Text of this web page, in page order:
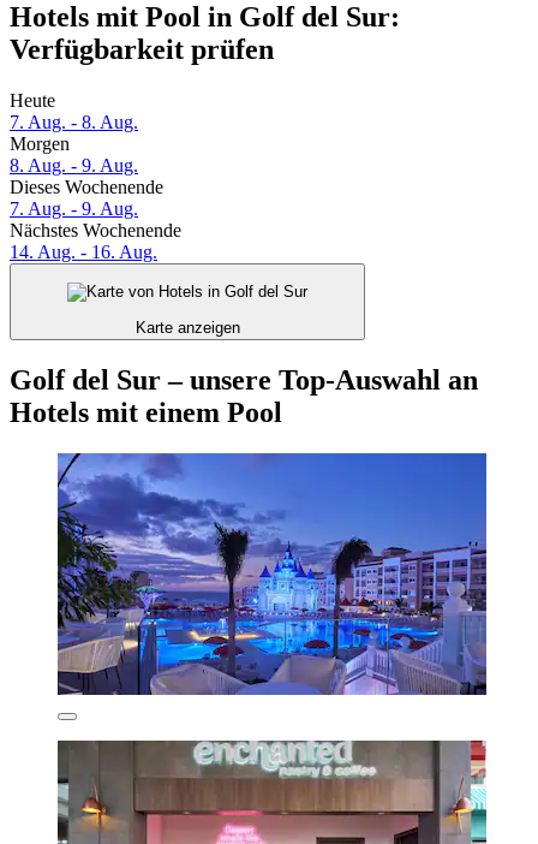
Hotels mit Pool in Golf del Sur:
Verfügbarkeit prüfen
Heute
7. Aug. - 8. Aug.
Morgen
8. Aug. - 9. Aug.
Dieses Wochenende
7. Aug. - 9. Aug.
Nächstes Wochenende
14. Aug. - 16. Aug.
Karte anzeigen
Golf del Sur – unsere Top-Auswahl an
Hotels mit einem Pool